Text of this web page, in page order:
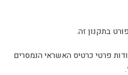
בתקנון זה.
פרטי כרטיס האשראי הנמסרים